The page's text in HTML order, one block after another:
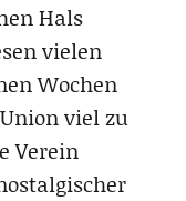
Hals
vielen
Wochen
viel zu
Verein